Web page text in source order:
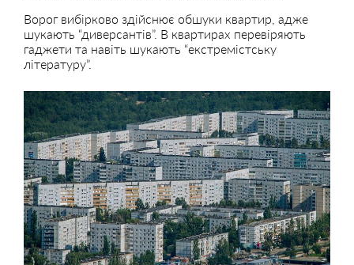
Ворог вибірково здійснює обшуки квартир, адже
шукають “диверсантів”. В квартирах перевіряють
гаджети та навіть шукають “екстремістську
літературу”.